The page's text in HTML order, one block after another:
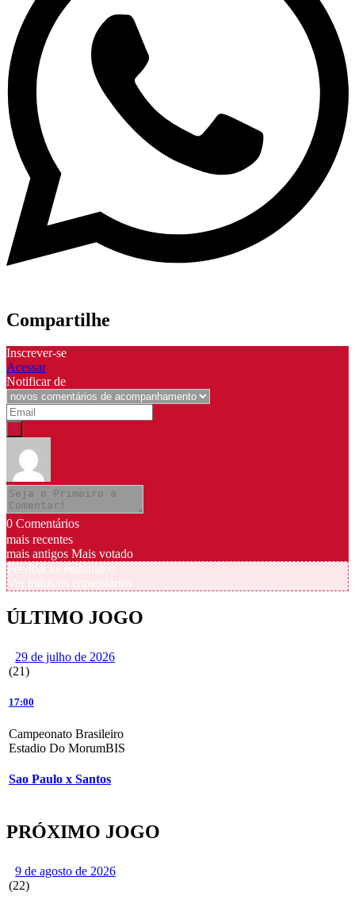
Compartilhe
Inscrever-se
Acessar
Notificar de
0 Comentários
mais recentes
mais antigos Mais votado
ÚLTIMO JOGO
29 de julho de 2026
(21)
17:00
Campeonato Brasileiro
Estadio Do MorumBIS
Sao Paulo x Santos
PRÓXIMO JOGO
9 de agosto de 2026
(22)